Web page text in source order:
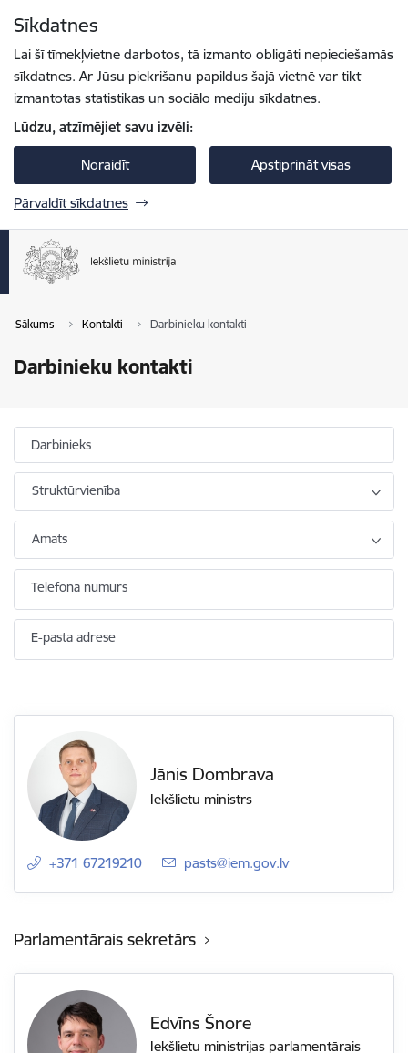
Sīkdatnes
Lai šī tīmekļvietne darbotos, tā izmanto obligāti nepieciešamās
sīkdatnes. Ar Jūsu piekrišanu papildus šajā vietnē var tikt
izmantotas statistikas un sociālo mediju sīkdatnes.
Lūdzu, atzīmējiet savu izvēli:
Noraidīt Apstiprināt visas
Pārvaldīt sīkdatnes
Sākums Kontakti Darbinieku kontakti
Darbinieku kontakti
Darbinieks
Struktūrvienība
Amats
Telefona numurs
E-pasta adrese
Jānis Dombrava
Iekšlietu ministrs
+371 67219210 E-pasts:
pasts@iem.gov.lv
Parlamentārais sekretārs
Edvīns Šnore
Iekšlietu ministrijas parlamentārais